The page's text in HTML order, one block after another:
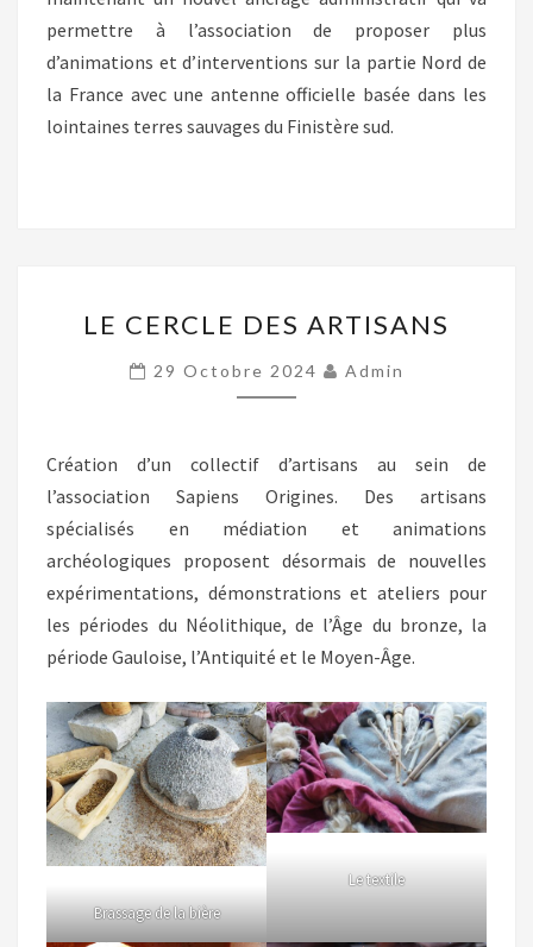
permettre à l’association de proposer plus
d’animations et d’interventions sur la partie Nord de
la France avec une antenne officielle basée dans les
lointaines terres sauvages du Finistère sud.
CERCLE
DES
ARTISANS
LE CERCLE DES ARTISANS
29 Octobre 2024 Admin
Création d’un collectif d’artisans au sein de
l’association Sapiens Origines. Des artisans
spécialisés en médiation et animations
archéologiques proposent désormais de nouvelles
expérimentations, démonstrations et ateliers pour
les périodes du Néolithique, de l’Âge du bronze, la
période Gauloise, l’Antiquité et le Moyen-Âge.
Brassage de la bière
Le textile